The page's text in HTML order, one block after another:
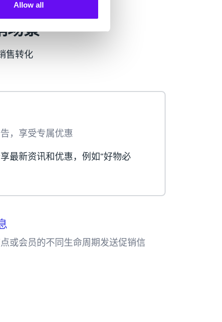
Allow all
场景
售转化
，享受专属优惠
最新资讯和优惠，例如“好物必
或会员的不同生命周期发送促销信